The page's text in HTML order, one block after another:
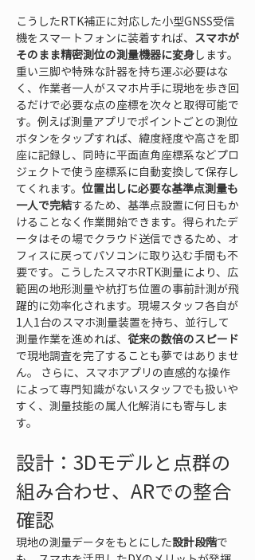
こうしたRTK補正に対応した小型GNSS受信
機をスマートフォンに装着すれば、 スマホが
そのまま精密測位の測量機器に変身します。
重い三脚や特殊な計器を持ち運ぶ必要はな
く、作業者一人がスマホ片手に現地を歩き回
るだけで必要な点の座標を次々と取得可能で
す。例えば測量アプリでポイントごとの測位
ボタンをタップすれば、緯度経度や高さを即
座に記録し、同時に平面直角座標系などプロ
ジェクトで使う座標系に自動変換して保存し
てくれます。 位置出しに必要な基準点測量も
一人で完結するため、基準点設置に何日もか
けることなく作業開始できます。得られたデ
ータはその場でクラウド送信できるため、オ
フィスに戻ってパソコンに取り込む手間も不
要です。こうしたスマホRTK測量により、広
範囲の地形測量や杭打ち位置の事前計測が飛
躍的に効率化されます。現場スタッフ各自が
1人1台のスマホ測量装置を持ち、並行して
測量作業を進めれば、 従来の数倍のスピード
で現地調査を完了することも夢ではありませ
ん。 さらに、スマホアプリの直感的な操作
によって専門知識がないスタッフでも扱いや
すく、測量技能の属人化解消にも寄与しま
す。
設計：3Dモデルと点群の
組み合わせ、ARでの整合
確認
現地の測量データをもとにした設計段階で